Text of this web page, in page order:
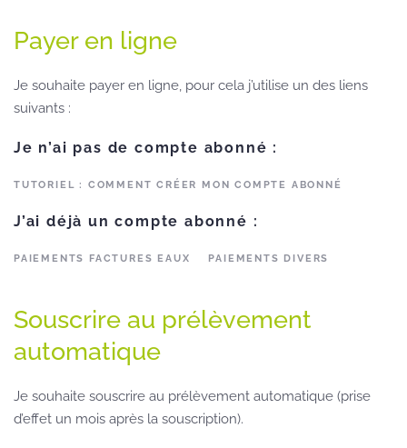
Payer en ligne
Je souhaite payer en ligne, pour cela j’utilise un des liens
suivants :
Je n’ai pas de compte abonné :
TUTORIEL : COMMENT CRÉER MON COMPTE ABONNÉ
J’ai déjà un compte abonné :
PAIEMENTS FACTURES EAUX PAIEMENTS DIVERS
Souscrire au prélèvement
automatique
Je souhaite souscrire au prélèvement automatique (prise
d’effet un mois après la souscription).